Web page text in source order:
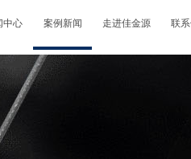
中心 案例新闻 走进佳金源 联